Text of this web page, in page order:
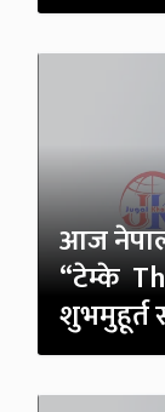
आज
“टेम्के
शुभमुहूर्त